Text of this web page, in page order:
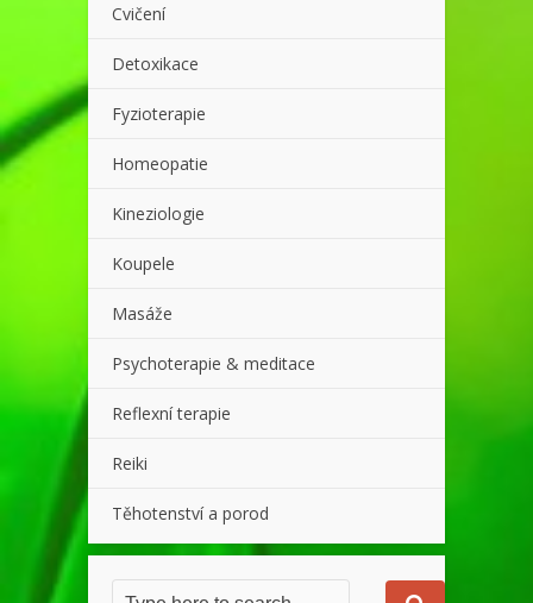
Cvičení
Detoxikace
Fyzioterapie
Homeopatie
Kineziologie
Koupele
Masáže
Psychoterapie & meditace
Reflexní terapie
Reiki
Těhotenství a porod